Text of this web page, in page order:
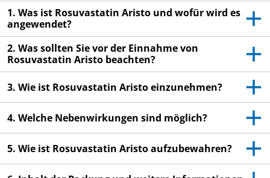
Wenn Sie weitere Fragen haben, wenden Sie sich
an Ihren Arzt oder Apotheker.
Dieses Arzneimittel wurde Ihnen persönlich
verschrieben. Geben Sie es nicht an Dritte weiter.
Es kann anderen Menschen schaden, auch wenn
diese die gleichen Beschwerden haben wie Sie.
Wenn Sie Nebenwirkungen bemerken, wenden Sie
sich an Ihren Arzt oder Apotheker. Dies gilt auch
Packungsbeilage angegeben sind. Siehe Abschnitt
1. Was ist Rosuvastatin Aristo und wofür wird es
angewendet?
2. Was sollten Sie vor der Einnahme von
Rosuvastatin Aristo beachten?
3. Wie ist Rosuvastatin Aristo einzunehmen?
4. Welche Nebenwirkungen sind möglich?
5. Wie ist Rosuvastatin Aristo aufzubewahren?